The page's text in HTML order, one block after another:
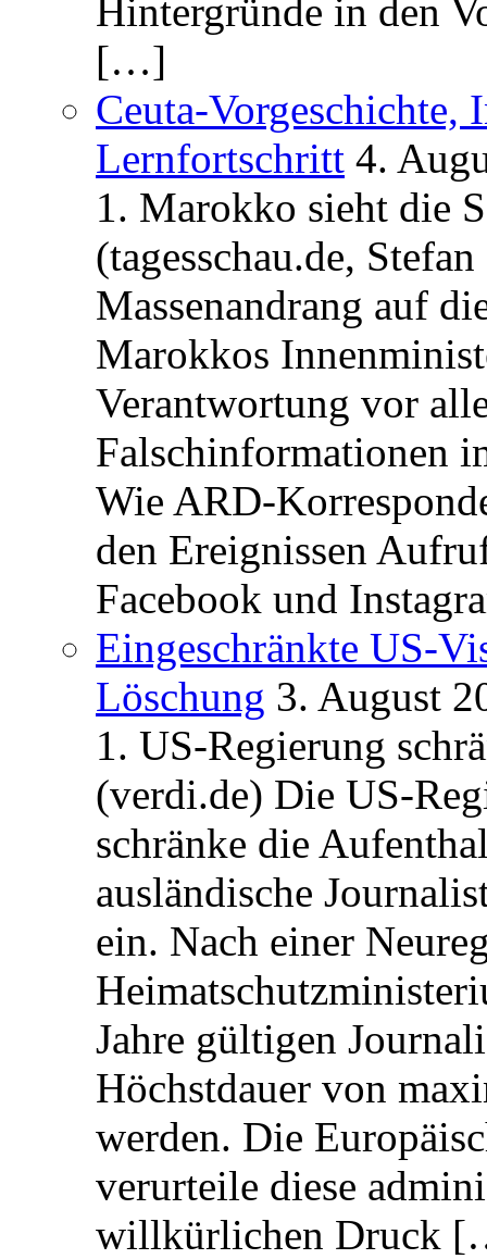
Hintergründe in den
[…]
Ceuta-Vorgeschichte,
Lernfortschritt 4.
1. Marokko sieht die
(tagesschau.de,
Massenandrang auf
Marokkos
Verantwortung vor
Falschinformationen
Wie ARD-
den Ereignissen
Facebook und
Eingeschränkte US-
Löschung 3. August
1. US-Regierung
(verdi.de) Die US-
schränke die
ausländische
ein. Nach einer
Jahre gültigen
Höchstdauer von
werden. Die
verurteile diese
willkürlichen Druck